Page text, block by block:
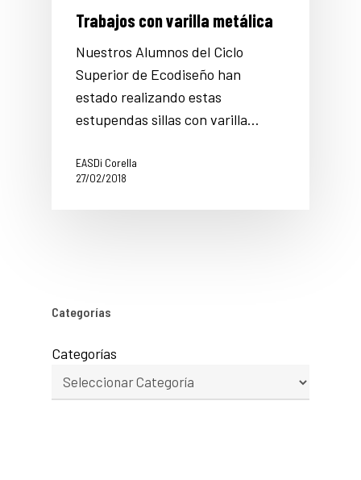
Trabajos con varilla metálica
Nuestros Alumnos del Ciclo
Superior de Ecodiseño han
estado realizando estas
estupendas sillas con varilla…
EASDi Corella
27/02/2018
Categorías
Categorías